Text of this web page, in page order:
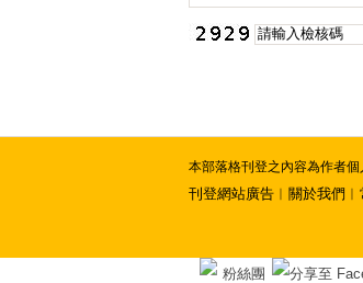
本部落格刊登之內容為作者個
刊登網站廣告 ︱ 關於我們 ︱
粉絲團